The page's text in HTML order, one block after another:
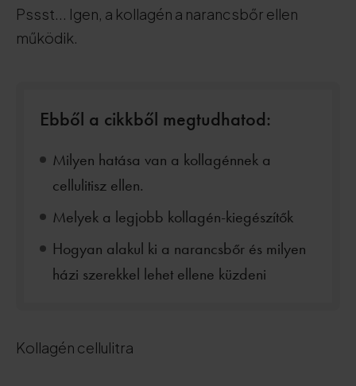
Pssst... Igen, a kollagén a narancsbőr ellen
működik.
Ebből a cikkből megtudhatod:
Milyen hatása van a kollagénnek a
cellulitisz ellen.
Melyek a legjobb kollagén-kiegészítők
Hogyan alakul ki a narancsbőr és milyen
házi szerekkel lehet ellene küzdeni
Kollagén cellulitra